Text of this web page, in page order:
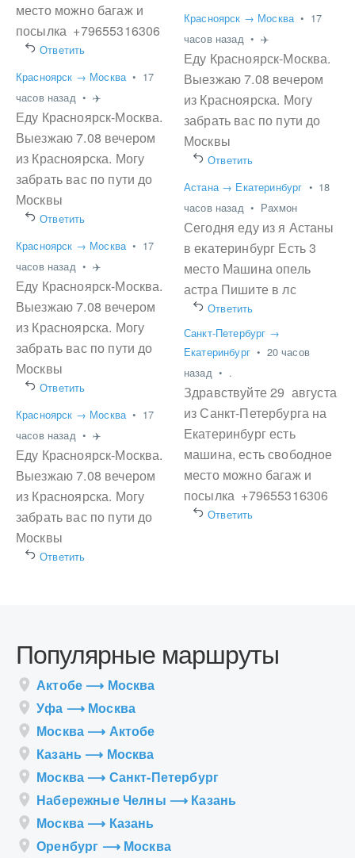
место можно багаж и
посылка +79655316306
Ответить
Красноярск → Москва • 17
часов назад • ✈️
Еду Красноярск-Москва.
Выезжаю 7.08 вечером
из Красноярска. Могу
забрать вас по пути до
Москвы
Ответить
Красноярск → Москва • 17
часов назад • ✈️
Еду Красноярск-Москва.
Выезжаю 7.08 вечером
из Красноярска. Могу
забрать вас по пути до
Москвы
Ответить
Красноярск → Москва • 17
часов назад • ✈️
Еду Красноярск-Москва.
Выезжаю 7.08 вечером
из Красноярска. Могу
забрать вас по пути до
Москвы
Ответить
Красноярск → Москва • 17
часов назад • ✈️
Еду Красноярск-Москва.
Выезжаю 7.08 вечером
из Красноярска. Могу
забрать вас по пути до
Москвы
Ответить
Астана → Екатеринбург • 18
часов назад • Рахмон
Сегодня еду из я Астаны
в екатеринбург Есть 3
место Машина опель
астра Пишите в лс
Ответить
Санкт-Петербург →
Екатеринбург • 20 часов
назад • .
Здравствуйте 29 августа
из Санкт-Петербурга на
Екатеринбург есть
машина, есть свободное
место можно багаж и
посылка +79655316306
Ответить
Популярные маршруты
Актобе ⟶ Москва
Уфа ⟶ Москва
Москва ⟶ Актобе
Казань ⟶ Москва
Москва ⟶ Санкт-Петербург
Набережные Челны ⟶ Казань
Москва ⟶ Казань
Оренбург ⟶ Москва